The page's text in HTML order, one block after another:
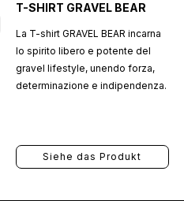
T-SHIRT GRAVEL BEAR
La T-shirt GRAVEL BEAR incarna
lo spirito libero e potente del
gravel lifestyle, unendo forza,
determinazione e indipendenza.
Siehe das Produkt